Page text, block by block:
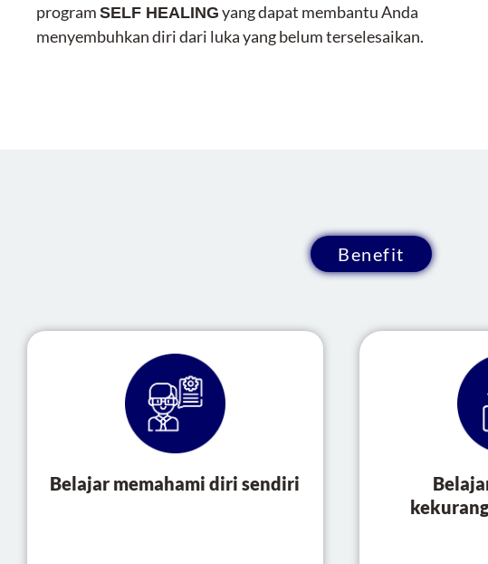
program SELF HEALING yang dapat membantu Anda
menyembuhkan diri dari luka yang belum terselesaikan.
Benefit
Belajar memahami diri sendiri